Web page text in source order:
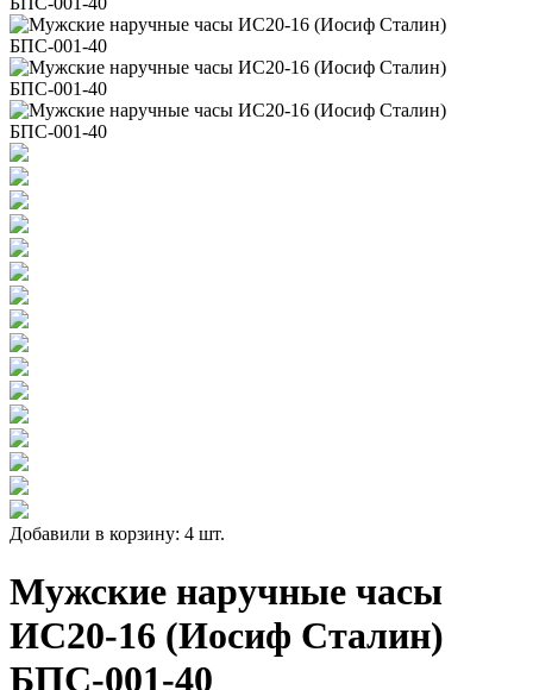
Добавили в корзину: 4 шт.
Мужские наручные часы
ИС20-16 (Иосиф Сталин)
БПС-001-40